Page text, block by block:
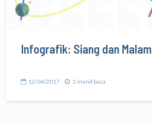
Infografik: Siang dan Malam
12/06/2017 2 menit baca